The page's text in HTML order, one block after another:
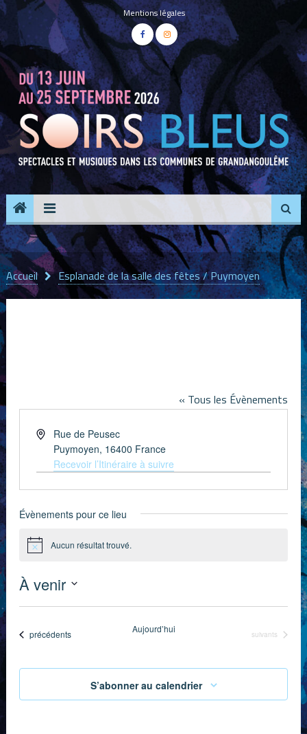
Mentions légales
Accueil Esplanade de la salle des fêtes / Puymoyen
« Tous les Évènements
AdresseRue de Peusec
Puymoyen, 16400 France
Recevoir l’Itinéraire à suivre
Évènements pour ce lieu
NoticeAucun résultat trouvé.
À venir
Sélectionnez
date.
Évènements
précédents Aujourd’hui Évènements
suivants
S’abonner au calendrier
Panneau de gestion des cookies